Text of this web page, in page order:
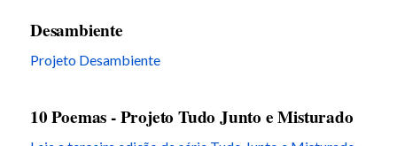
Desambiente
Projeto Desambiente
10 Poemas - Projeto Tudo Junto e Misturado